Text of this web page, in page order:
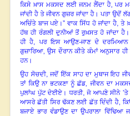
ਕਿਸੇ ਖ਼ਾਸ ਮਕਸਦ ਲਈ ਜਨਮ ਲੈਂਦਾ ਹੈ,ਪਰ
ਜਾਂਦੀ ਹੈ ਤੇ ਜੀਵਨ ਗੁਜ਼ਰ ਜਾਂਦਾ ਹੈ । ਪਤਾ ਉਦੋਂ
ਅਚਿੰਤੇ ਬਾਜ ਪਏ ।” ਵਾਕ ਸਿੱਧ ਹੋ ਜਾਂਦਾ ਹੈ,ਤੇ
ਹੱਥ ਹੀ ਰੰਗਲੀ ਦੁਨੀਆਂ ਤੋਂ ਰੁਖ਼ਸਤ ਹੋ ਜਾਂਦਾ ਹੈ।
ਹੀ ਹੈ, ਪਰ ਇਸ ਆਉਣ-ਜਾਣ ਦੇ ਦਰਮਿਆਨ
ਗੁਜ਼ਾਰਿਆ,ਉਸ ਦੌਰਾਨ ਕੀਤੇ ਕੰਮਾਂ ਅਨੁਸਾਰ ਹੀ
ਹਨ।
ਉਹ ਸੋਚਦੀ,ਜਦੋਂ ਇੱਕ ਸਾਹ ਦਾ ਮੁਥਾਜ ਇਹ
ਤਾਂ ਕਿਉ ਨਾ ਭਟਕਣਾ ਨੂੰ ਛੱਡ, ਜੀਵਨ ਦਾ
ਪੁਲਾਂਘ ਪੁੱਟ ਦੇਈਏ । ਧਰਤੀ,ਜੋ ਆਪਣੇ ਸੀਨੇ
ਆਸਰੇ ਛੱਤੀ ਸਿਰ ਢੱਕਣ ਲਈ ਛੱਤ ਦਿੰਦੀ ਹੈ,
ਬਜਾਏ ਭਾਰ ਵੰਡਾਉਣ ਦਾ ਉਪਰਾਲਾ ਵਿੱਢਿਆ